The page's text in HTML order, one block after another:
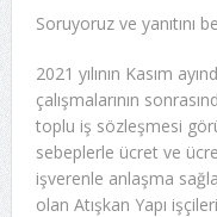
Soruyoruz ve yanıtını
2021 yılının Kasım
çalışmalarının
toplu iş sözleşmesi
sebeplerle ücret ve
işverenle anlaşma
olan Atışkan Yapı